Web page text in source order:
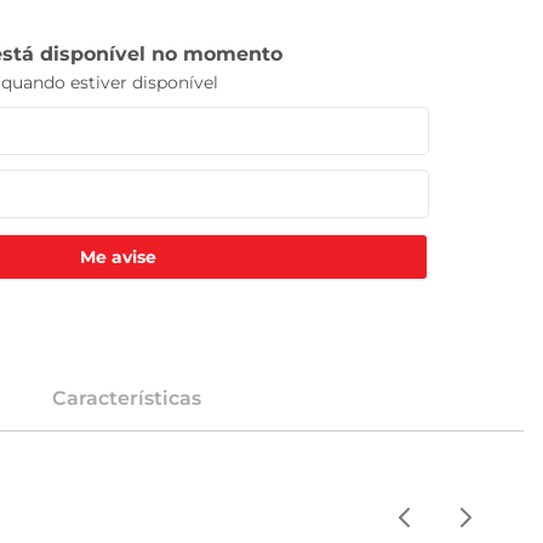
Me avise
Características